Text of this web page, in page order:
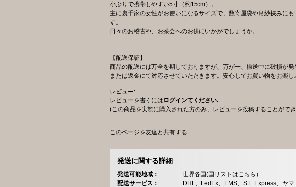
小ぶりで携帯しやすい5寸（約15cm）。
主に裏千家の女性がお使いになるサイズで、数寄屋袋や帛紗挟みにも
す。
日々のお稽古や、お茶会へのお供にいかがでしょうか。
【配送保証】
商品の配送には万全を期しておりますが、万が一、輸送中に破損が発
または返金にて対応させていただきます。安心してお買い物をお楽し
レビュー:
レビューを書くには ログインてください.
(この商品を実際に購入された方のみ、レビューを投稿することがで
このページを友達と共有する:
発送に関する詳細
発送可能地域： 世界各国(国リストはこちら ）
配送サービス：
DHL、FedEx、EMS、S.F. Express、ヤ